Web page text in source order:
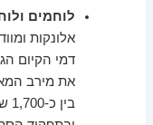
לוחמים
אלונקות
דמי הקיום
את מירב